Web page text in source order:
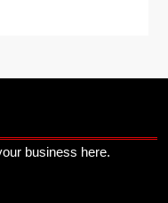
business here.